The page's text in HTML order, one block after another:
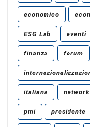
economico
ESG Lab eventi
finanza forum
italiana
pmi presidente